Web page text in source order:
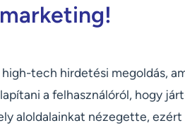
tech hirdetési megoldás,
a felhasználóról, hogy
aloldalainkat nézegette,